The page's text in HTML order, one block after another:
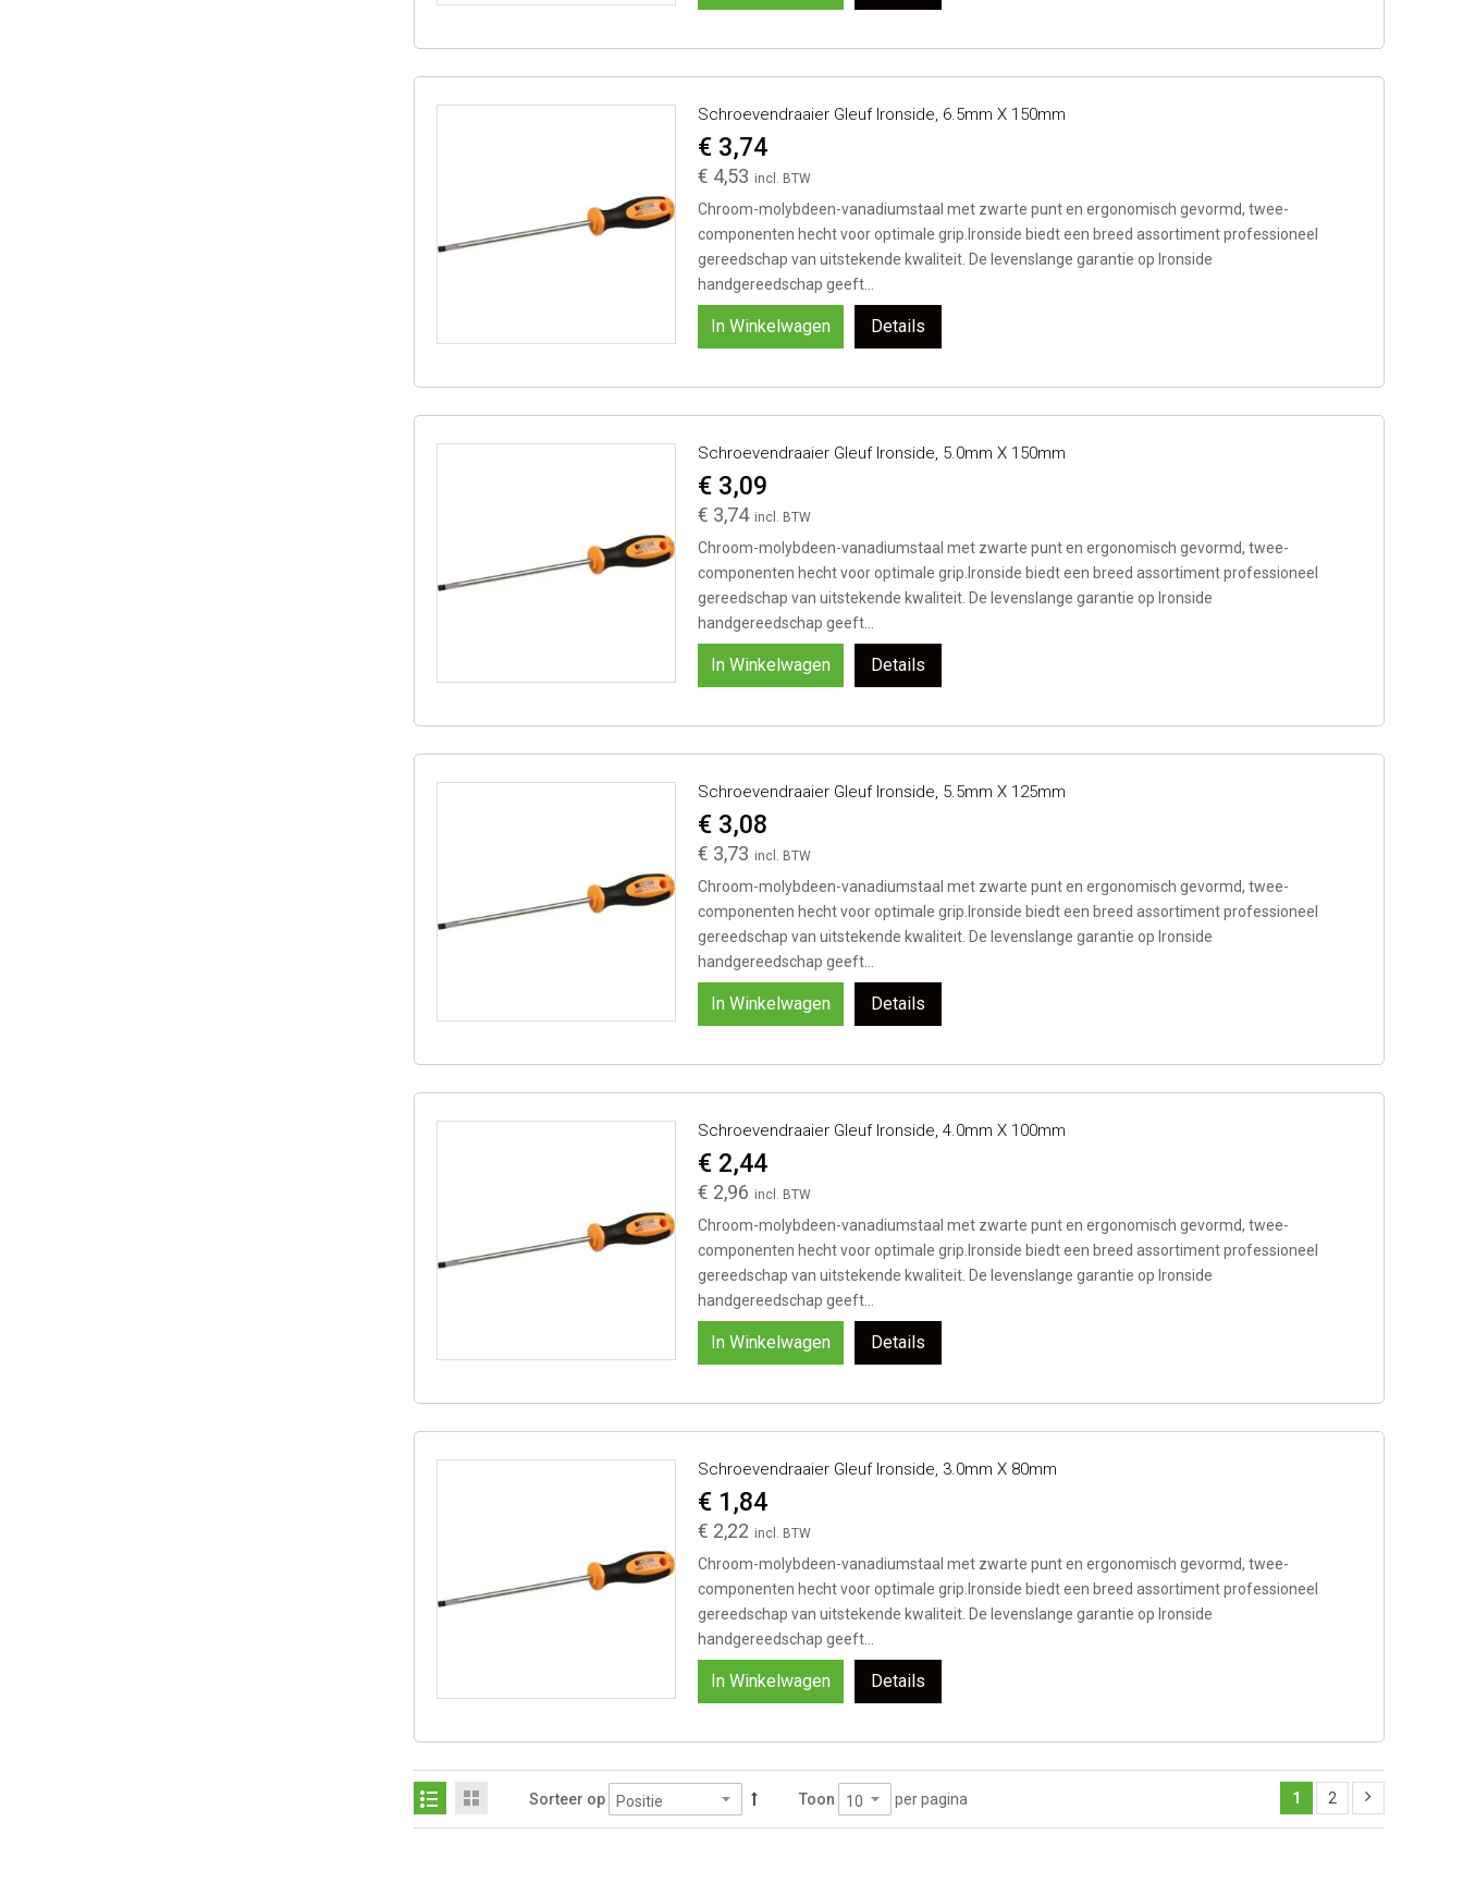
Schroevendraaier Gleuf Ironside, 6.5mm X 150mm
€ 4,53
€ 3,74
Chroom-molybdeen-vanadiumstaal met zwarte punt en ergonomisch gevormd, twee-
componenten hecht voor optimale grip.Ironside biedt een breed assortiment professioneel
gereedschap van uitstekende kwaliteit. De levenslange garantie op Ironside
handgereedschap geeft...
In Winkelwagen Details
Schroevendraaier Gleuf Ironside, 5.0mm X 150mm
€ 3,74
€ 3,09
Chroom-molybdeen-vanadiumstaal met zwarte punt en ergonomisch gevormd, twee-
componenten hecht voor optimale grip.Ironside biedt een breed assortiment professioneel
gereedschap van uitstekende kwaliteit. De levenslange garantie op Ironside
handgereedschap geeft...
In Winkelwagen Details
Schroevendraaier Gleuf Ironside, 5.5mm X 125mm
€ 3,73
€ 3,08
Chroom-molybdeen-vanadiumstaal met zwarte punt en ergonomisch gevormd, twee-
componenten hecht voor optimale grip.Ironside biedt een breed assortiment professioneel
gereedschap van uitstekende kwaliteit. De levenslange garantie op Ironside
handgereedschap geeft...
In Winkelwagen Details
Schroevendraaier Gleuf Ironside, 4.0mm X 100mm
€ 2,96
€ 2,44
Chroom-molybdeen-vanadiumstaal met zwarte punt en ergonomisch gevormd, twee-
componenten hecht voor optimale grip.Ironside biedt een breed assortiment professioneel
gereedschap van uitstekende kwaliteit. De levenslange garantie op Ironside
handgereedschap geeft...
In Winkelwagen Details
Schroevendraaier Gleuf Ironside, 3.0mm X 80mm
€ 2,22
€ 1,84
Chroom-molybdeen-vanadiumstaal met zwarte punt en ergonomisch gevormd, twee-
componenten hecht voor optimale grip.Ironside biedt een breed assortiment professioneel
gereedschap van uitstekende kwaliteit. De levenslange garantie op Ironside
handgereedschap geeft...
In Winkelwagen Details
Sorteer op Toon per pagina 1 2